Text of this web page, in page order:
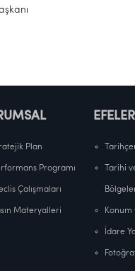
Plan
Programı
Çalışmaları
Materyalleri
EFELER
Tarihi
Konum
İdare